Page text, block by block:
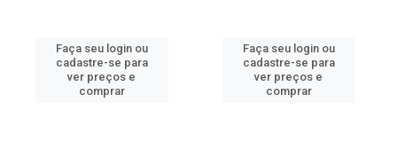
Faça seu login ou
cadastre-se para
ver preços e
comprar
Faça seu login ou
cadastre-se para
ver preços e
comprar